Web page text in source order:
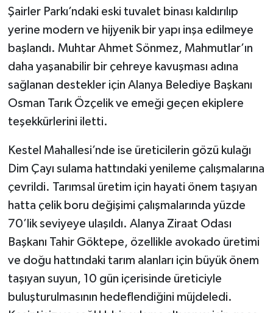
Şairler Parkı’ndaki eski tuvalet binası kaldırılıp
yerine modern ve hijyenik bir yapı inşa edilmeye
başlandı. Muhtar Ahmet Sönmez, Mahmutlar’ın
daha yaşanabilir bir çehreye kavuşması adına
sağlanan destekler için Alanya Belediye Başkanı
Osman Tarık Özçelik ve emeği geçen ekiplere
teşekkürlerini iletti.
Kestel Mahallesi’nde ise üreticilerin gözü kulağı
Dim Çayı sulama hattındaki yenileme çalışmalarına
çevrildi. Tarımsal üretim için hayati önem taşıyan
hatta çelik boru değişimi çalışmalarında yüzde
70’lik seviyeye ulaşıldı. Alanya Ziraat Odası
Başkanı Tahir Göktepe, özellikle avokado üretimi
ve doğu hattındaki tarım alanları için büyük önem
taşıyan suyun, 10 gün içerisinde üreticiyle
buluşturulmasının hedeflendiğini müjdeledi.